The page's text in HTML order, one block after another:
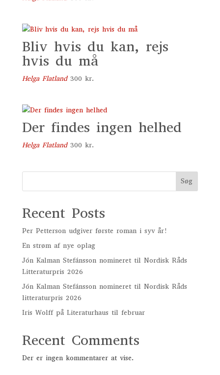
Bliv hvis du kan, rejs
hvis du må
Helga Flatland 300 kr.
Der findes ingen helhed
Helga Flatland 300 kr.
Søg
Recent Posts
Per Petterson udgiver første roman i syv år!
En strøm af nye oplag
Jón Kalman Stefánsson nomineret til Nordisk Råds
Litteraturpris 2026
Jón Kalman Stefánsson nomineret til Nordisk Råds
litteraturpris 2026
Iris Wolff på Literaturhaus til februar
Recent Comments
Der er ingen kommentarer at vise.